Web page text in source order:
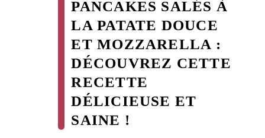
PANCAKES SALÉS À
LA PATATE DOUCE
ET MOZZARELLA :
DÉCOUVREZ CETTE
RECETTE
DÉLICIEUSE ET
SAINE !